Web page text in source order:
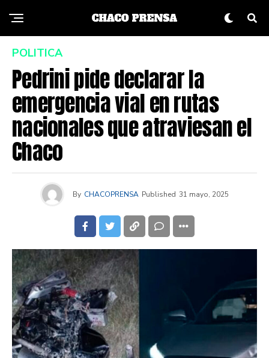
POLITICA
Pedrini pide declarar la
emergencia vial en rutas
nacionales que atraviesan el
Chaco
By CHACOPRENSA Published 31 mayo, 2025